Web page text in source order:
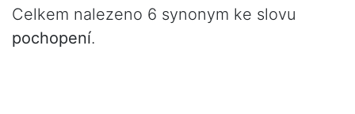
Celkem nalezeno 6 synonym ke slovu
pochopení.